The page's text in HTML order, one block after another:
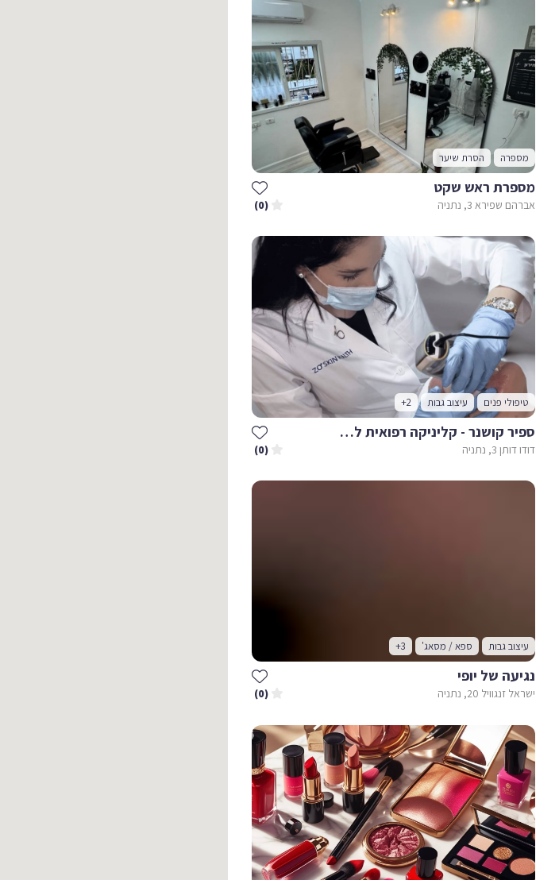
מספרה הסרת שיער
מספרת ראש שקט
אברהם שפירא 3, נתניה (0)
טיפולי פנים עיצוב גבות +2
ספיר קושנר - קליניקה רפואית לבריאות העור
דודו דותן 3, נתניה (0)
עיצוב גבות ספא / מסאג' +3
נגיעה של יופי
ישראל זנגוויל 20, נתניה (0)